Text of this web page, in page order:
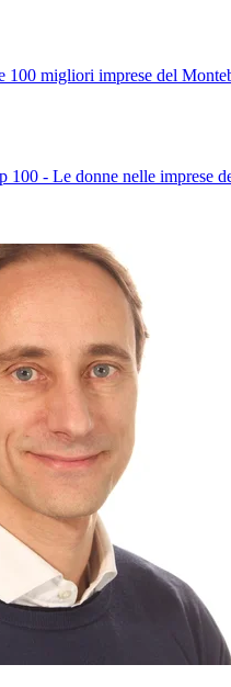
100 migliori imprese del
100 - Le donne nelle imprese